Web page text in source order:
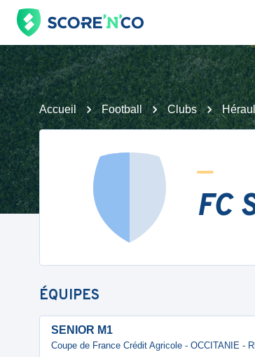
Accueil Football Clubs
FC
ÉQUIPES
SENIOR M1
Coupe de France Crédit Agricole - OCCITANIE -